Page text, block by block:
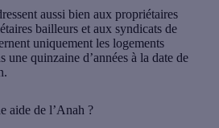
aussi bien aux propriétaires
bailleurs et aux syndicats de
uniquement les logements
une quinzaine d’années à la date de
aide de l’Anah ?